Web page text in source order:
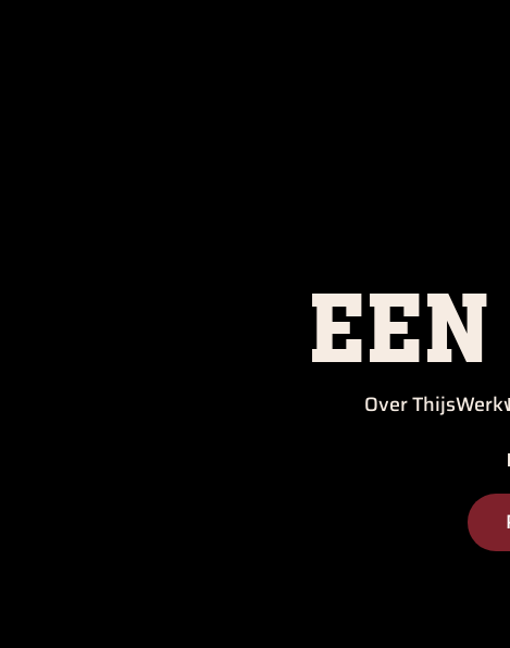
Over Thijs